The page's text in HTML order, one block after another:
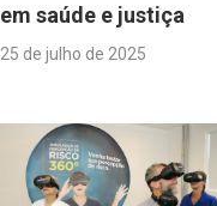
em saúde e justiça
25 de julho de 2025